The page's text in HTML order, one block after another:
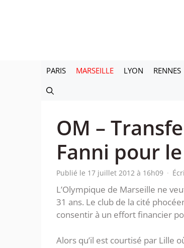
PARIS MARSEILLE LYON RENNES
OM –
Fanni pour
Publié le 17 juillet 2012 à 16h09 ·
L’Olympique de Marseille ne
31 ans. Le club de la cité
consentir à un effort financier
Alors qu’il est courtisé par Lille